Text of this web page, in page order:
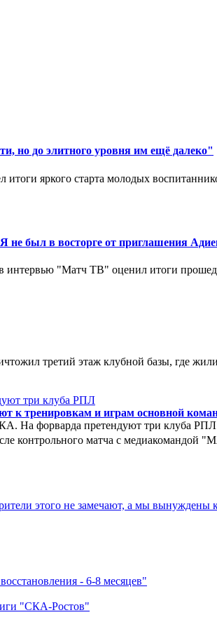
но до элитного уровня им ещё далеко"
яркого старта молодых
не был в восторге от приглашения
"Матч ТВ" оценил итоги
третий этаж клубной базы, где
к тренировкам и играм основной
контрольного матча с
На форварда претендуют три клуба РПЛ
этого не замечают, а мы вынуждены
- 6-8 месяцев"
"СКА-Ростов"